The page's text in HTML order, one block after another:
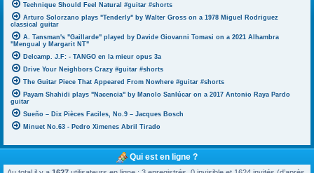
Technique Should Feel Natural #guitar #shorts
Arturo Solorzano plays "Tenderly" by Walter Gross on a 1978 Miguel Rodriguez
classical guitar
A. Tansman's "Gaillarde" played by Davide Giovanni Tomasi on a 2021 Alhambra
"Mengual y Margarit NT"
Delcamp. J.F: - TANGO en la mieur opus 3a
Drive Your Neighbors Crazy #guitar #shorts
The Guitar Piece That Appeared From Nowhere #guitar #shorts
Payam Shahidi plays "Nacencia" by Manolo Sanlúcar on a 2017 Antonio Raya Pardo
guitar
Sueño – Dix Pièces Faciles, No.9 – Jacques Bosch
Minuet No.63 - Pedro Ximenes Abril Tirado
Qui est en ligne ?